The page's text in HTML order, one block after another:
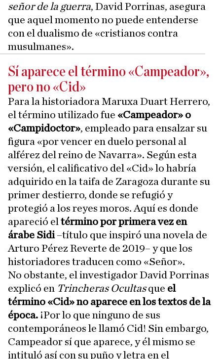
señor de la guerra, David Porrinas, asegura
que aquel momento no puede entenderse
con el dualismo de «cristianos contra
musulmanes».
Sí aparece el término «Campeador»,
pero no «Cid»
Para la historiadora Maruxa Duart Herrero,
el término utilizado fue «Campeador» o
«Campidoctor», empleado para ensalzar su
figura «por vencer en duelo personal al
alférez del reino de Navarra». Según esta
versión, el calificativo del «Cid» lo habría
adquirido en la taifa de Zaragoza durante su
primer destierro, donde se refugió y
protegió a los reyes moros. Aquí es donde
apareció el término por primera vez en
árabe Sidi–título que inspiró una novela de
Arturo Pérez Reverte de 2019– y que los
historiadores traducen como «Señor».
No obstante, el investigador David Porrinas
explicó en Trincheras Ocultasque el
término «Cid» no aparece en los textos de la
época. ¡Por lo que ninguno de sus
contemporáneos le llamó Cid! Sin embargo,
Campeador sí que aparece, y él mismo se
intituló así con su puño y letra en el